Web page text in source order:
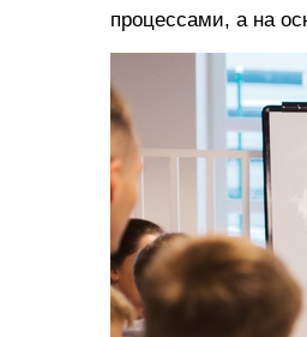
процессами, а на